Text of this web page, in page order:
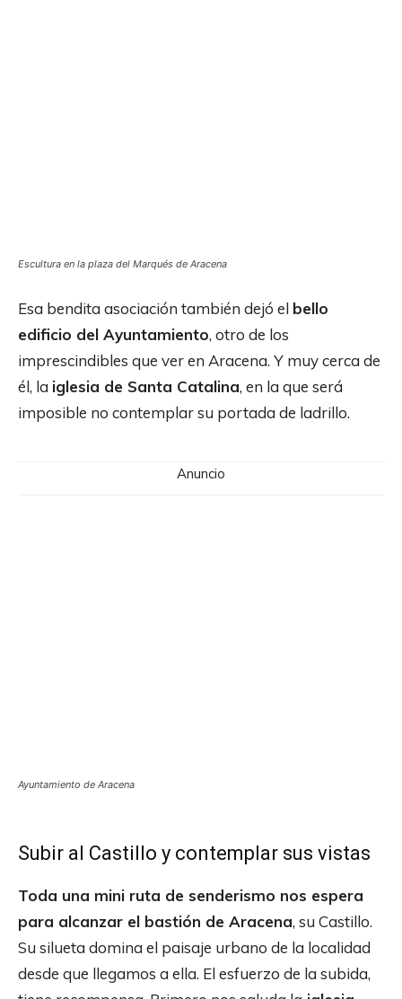
Escultura en la plaza del Marqués de Aracena
Esa bendita asociación también dejó el bello
edificio del Ayuntamiento, otro de los
imprescindibles que ver en Aracena. Y muy cerca de
él, la iglesia de Santa Catalina, en la que será
imposible no contemplar su portada de ladrillo.
Anuncio
Ayuntamiento de Aracena
Subir al Castillo y contemplar sus vistas
Toda una mini ruta de senderismo nos espera
para alcanzar el bastión de Aracena, su Castillo.
Su silueta domina el paisaje urbano de la localidad
desde que llegamos a ella. El esfuerzo de la subida,